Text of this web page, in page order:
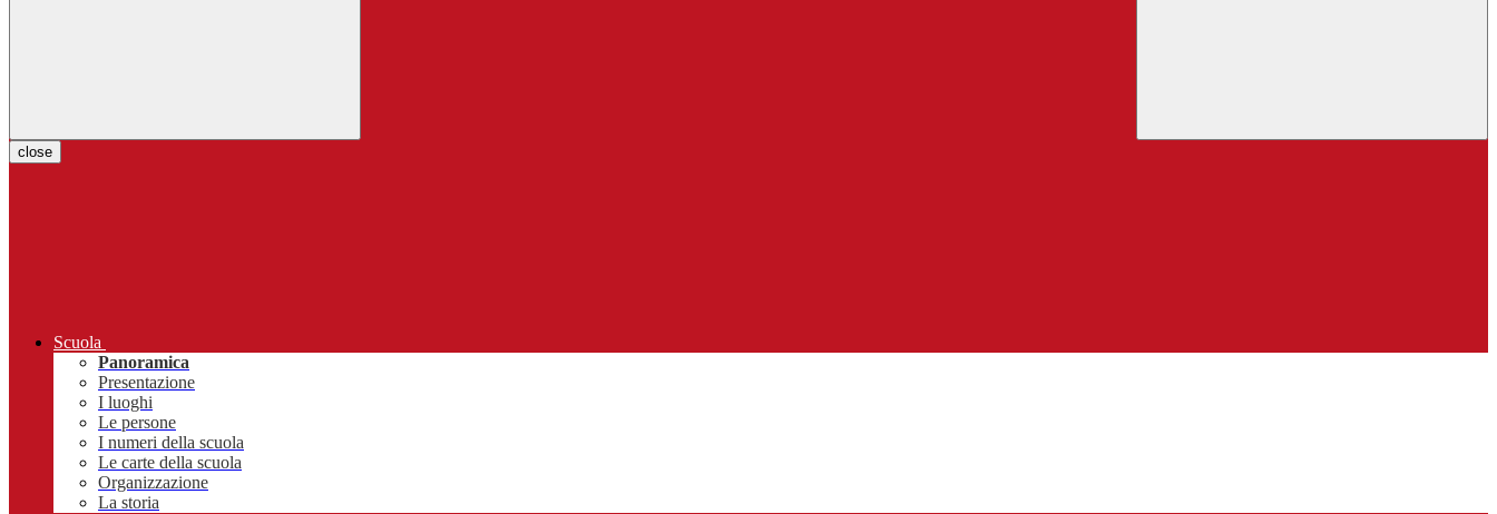
close
Scuola
Panoramica
Presentazione
I luoghi
Le persone
I numeri della scuola
Le carte della scuola
Organizzazione
La storia